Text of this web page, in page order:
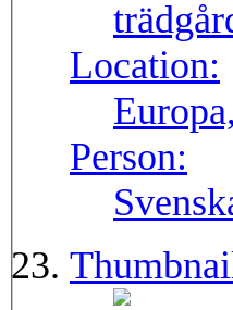
Location:
Person: